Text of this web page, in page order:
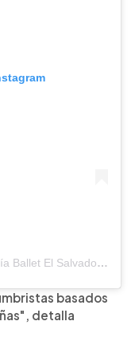
Una publicación compartida de Compañía Ballet El Salvador (@balletdeelsalvador)
basados
detalla